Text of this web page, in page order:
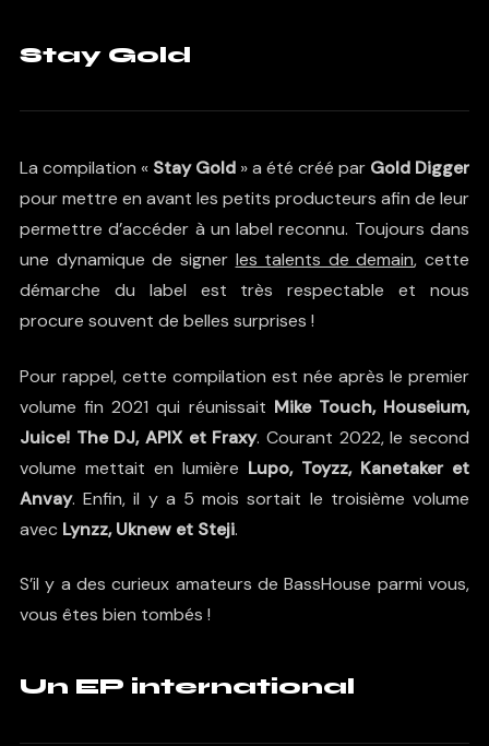
Stay Gold
La compilation « Stay Gold » a été créé par Gold Digger
pour mettre en avant les petits producteurs afin de leur
permettre d’accéder à un label reconnu. Toujours dans
une dynamique de signer les talents de demain, cette
démarche du label est très respectable et nous
procure souvent de belles surprises !
Pour rappel, cette compilation est née après lepremier
volume fin 2021 qui réunissait Mike Touch, Houseium,
Juice! The DJ, APIX et Fraxy. Courant 2022, lesecond
volume mettait en lumière Lupo, Toyzz, Kanetaker et
Anvay. Enfin, il y a 5 mois sortait le troisième volume
avec Lynzz, Uknew et Steji.
S’il y a des curieux amateurs de BassHouse parmi vous,
vous êtes bien tombés !
Un EP international